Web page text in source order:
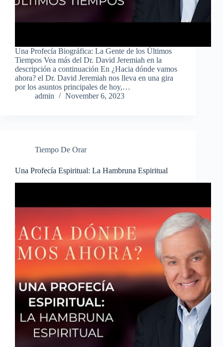
Una Profecía Biográfica: La Gente de los Últimos
Tiempos Vea más del Dr. David Jeremiah en la
descripción a continuación En ¿Hacia dónde vamos
ahora? el Dr. David Jeremiah nos lleva en una gira
por los asuntos principales de hoy,…
admin
November 6, 2023
Tiempo De Orar
Una Profecía Espiritual: La Hambruna Espiritual